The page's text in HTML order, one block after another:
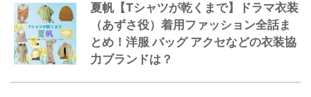
夏帆【Tシャツが乾くまで】ドラマ衣装
（あずさ役）着用ファッション全話ま
とめ！洋服 バッグ アクセなどの衣装協
力ブランドは？